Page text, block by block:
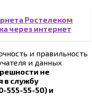
Ростелеком
через интернет
и правильность
и данных
не
в службу
555-55-50) и